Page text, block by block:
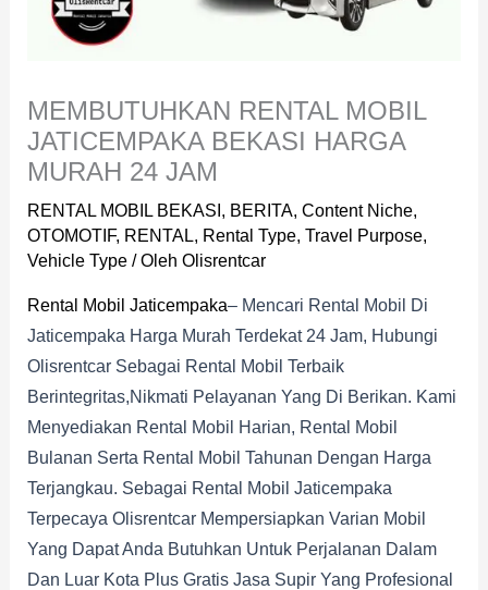
MEMBUTUHKAN RENTAL MOBIL
JATICEMPAKA BEKASI HARGA
MURAH 24 JAM
RENTAL MOBIL BEKASI , BERITA, Content Niche,
OTOMOTIF, RENTAL, Rental Type, Travel Purpose,
Vehicle Type/ Oleh Olisrentcar
Rental Mobil Jaticempaka– Mencari Rental Mobil Di
Jaticempaka Harga Murah Terdekat 24 Jam, Hubungi
Olisrentcar Sebagai Rental Mobil Terbaik
Berintegritas,nikmati Pelayanan Yang Di Berikan. Kami
Menyediakan Rental Mobil Harian, Rental Mobil
Bulanan Serta Rental Mobil Tahunan Dengan Harga
Terjangkau. Sebagai Rental Mobil Jaticempaka
Terpecaya Olisrentcar Mempersiapkan Varian Mobil
Yang Dapat Anda Butuhkan Untuk Perjalanan Dalam
Dan Luar Kota Plus Gratis Jasa Supir Yang Profesional